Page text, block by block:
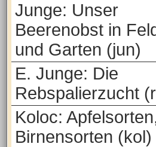
Junge: Unser
Beerenobst in
und Garten (jun)
E. Junge: Die
Rebspalierzucht
Koloc:
Birnensorten (kol)